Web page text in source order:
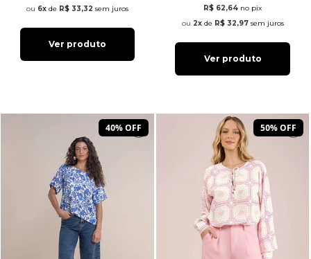
6x de R$ 33,32 sem juros
Ver produto
R$ 62,64 no pix
2xde R$ 32,97sem juros
Ver produto
40% OFF 50% OFF